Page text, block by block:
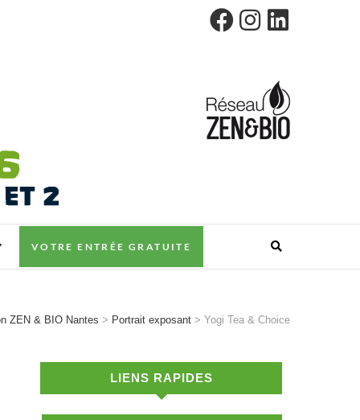
VOTRE ENTRÉE GRATUITE
ZEN & BIO Nantes > Portrait exposant > Yogi Tea & Choice
LIENS RAPIDES